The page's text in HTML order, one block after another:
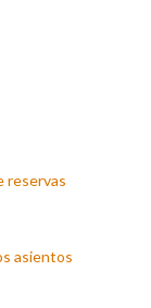
reservas
asientos